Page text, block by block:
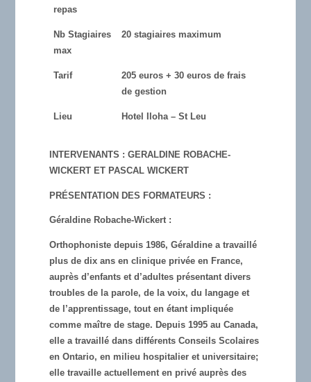
repas
Nb Stagiaires
max
20 stagiaires maximum
Tarif
205 euros + 30 euros de frais
de gestion
Lieu Hotel Iloha – St Leu
INTERVENANTS : GERALDINE ROBACHE-
WICKERT ET PASCAL WICKERT
PRÉSENTATION DES FORMATEURS :
Géraldine Robache-Wickert :
Orthophoniste depuis 1986, Géraldine a travaillé
plus de dix ans en clinique privée en France,
auprès d’enfants et d’adultes présentant divers
troubles de la parole, de la voix, du langage et
de l’apprentissage, tout en étant impliquée
comme maître de stage. Depuis 1995 au Canada,
elle a travaillé dans différents Conseils Scolaires
en Ontario, en milieu hospitalier et universitaire;
elle travaille actuellement en privé auprès des